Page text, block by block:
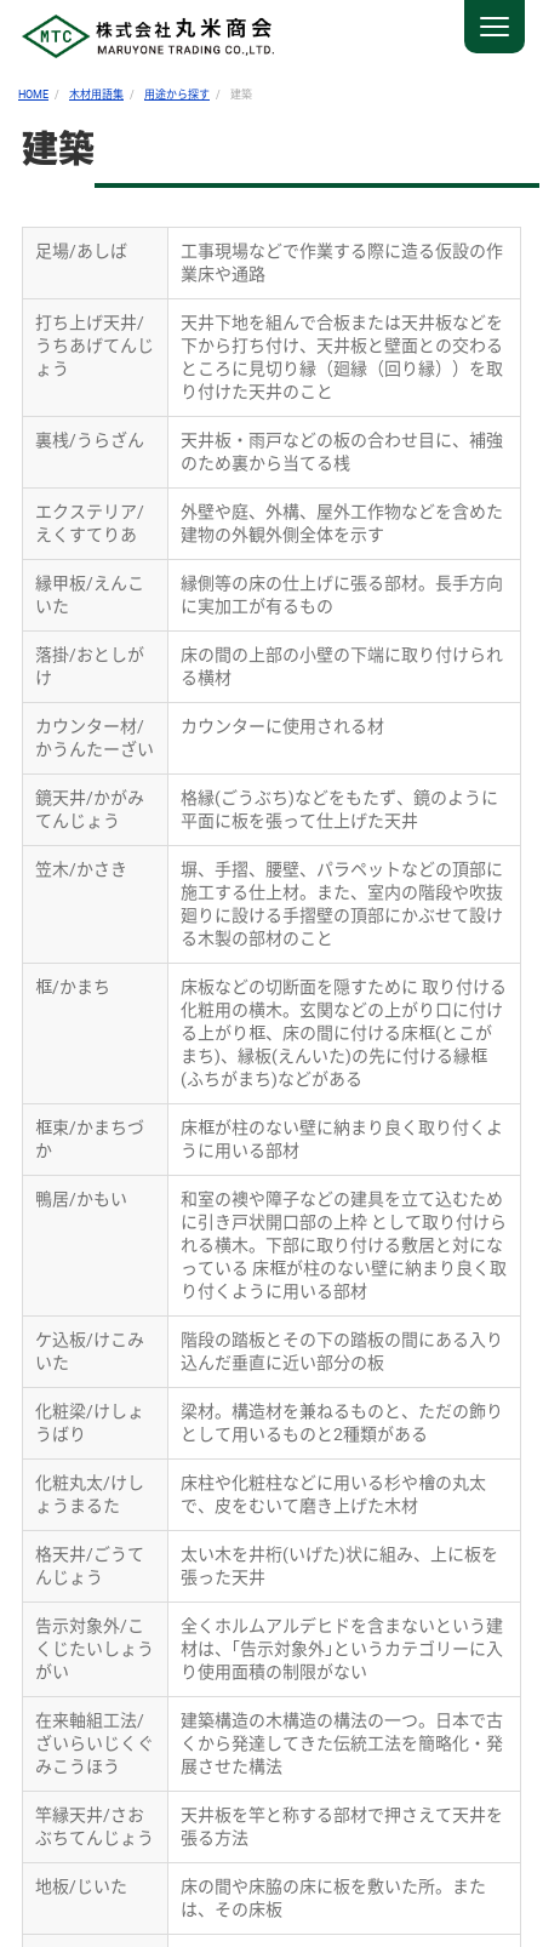
HOME 木材用語集 用途から探す 建築
建築
足場/あしば
工事現場などで作業する際に造る仮設の作
業床や通路
打ち上げ天井/
うちあげてんじ
ょう
天井下地を組んで合板または天井板などを
下から打ち付け、天井板と壁面との交わる
ところに見切り縁（廻縁（回り縁））を取
り付けた天井のこと
裏桟/うらざん
天井板・雨戸などの板の合わせ目に、補強
のため裏から当てる桟
エクステリア/
えくすてりあ
外壁や庭、外構、屋外工作物などを含めた
建物の外観外側全体を示す
縁甲板/えんこ
いた
縁側等の床の仕上げに張る部材。長手方向
に実加工が有るもの
落掛/おとしが
け
床の間の上部の小壁の下端に取り付けられ
る横材
カウンター材/
かうんたーざい
カウンターに使用される材
鏡天井/かがみ
てんじょう
格縁(ごうぶち)などをもたず、鏡のように
平面に板を張って仕上げた天井
笠木/かさき
塀、手摺、腰壁、パラペットなどの頂部に
施工する仕上材。また、室内の階段や吹抜
廻りに設ける手摺壁の頂部にかぶせて設け
る木製の部材のこと
框/かまち
床板などの切断面を隠すために 取り付ける
化粧用の横木。玄関などの上がり口に付け
る上がり框、床の間に付ける床框(とこが
まち)、縁板(えんいた)の先に付ける縁框
(ふちがまち)などがある
框束/かまちづ
か
床框が柱のない壁に納まり良く取り付くよ
うに用いる部材
鴨居/かもい
和室の襖や障子などの建具を立て込むため
に引き戸状開口部の上枠 として取り付けら
れる横木。下部に取り付ける敷居と対にな
っている 床框が柱のない壁に納まり良く取
り付くように用いる部材
ケ込板/けこみ
いた
階段の踏板とその下の踏板の間にある入り
込んだ垂直に近い部分の板
化粧梁/けしょ
うばり
梁材。構造材を兼ねるものと、ただの飾り
として用いるものと2種類がある
化粧丸太/けし
ょうまるた
床柱や化粧柱などに用いる杉や檜の丸太
で、皮をむいて磨き上げた木材
格天井/ごうて
んじょう
太い木を井桁(いげた)状に組み、上に板を
張った天井
告示対象外/こ
くじたいしょう
がい
全くホルムアルデヒドを含まないという建
材は、｢告示対象外｣というカテゴリーに入
り使用面積の制限がない
在来軸組工法/
ざいらいじくぐ
みこうほう
建築構造の木構造の構法の一つ。日本で古
くから発達してきた伝統工法を簡略化・発
展させた構法
竿縁天井/さお
ぶちてんじょう
天井板を竿と称する部材で押さえて天井を
張る方法
地板/じいた
床の間や床脇の床に板を敷いた所。また
は、その床板